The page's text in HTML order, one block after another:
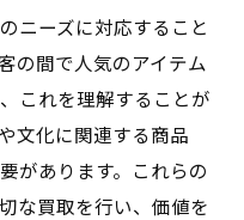
ニーズに対応すること
の間で人気のアイテム
これを理解することが
文化に関連する商品
があります。これらの
な買取を行い、価値を